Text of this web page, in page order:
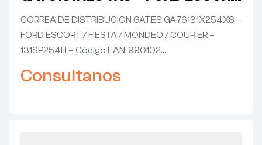
/ FIESTA / MONDEO / COURIER –
131SP254H
CORREA DE DISTRIBUCION GATES GA76131X254XS –
FORD ESCORT / FIESTA / MONDEO / COURIER –
131SP254H – Código EAN: 990102…
Consultanos